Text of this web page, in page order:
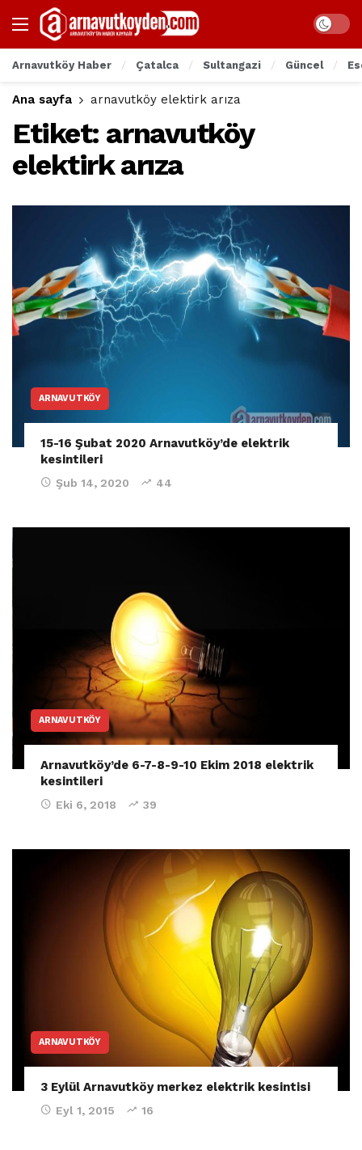
Arnavutköy Haber Çatalca Sultangazi Güncel
Ana sayfa arnavutköy elektirk arıza
Etiket: arnavutköy
elektirk arıza
ARNAVUTKÖY
15-16 Şubat 2020 Arnavutköy’de elektrik
kesintileri
Şub 14, 2020 44
ARNAVUTKÖY
Arnavutköy’de 6-7-8-9-10 Ekim 2018 elektrik
kesintileri
Eki 6, 2018 39
ARNAVUTKÖY
3 Eylül Arnavutköy merkez elektrik kesintisi
Eyl 1, 2015 16